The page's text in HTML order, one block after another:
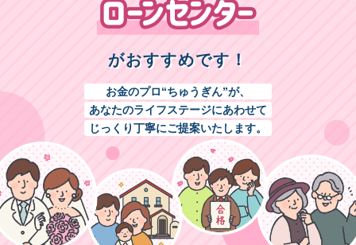
がおすすめです！
お金のプロ“ちゅうぎん”が、
あなたのライフステージにあわせて
じっくり丁寧にご提案いたします。